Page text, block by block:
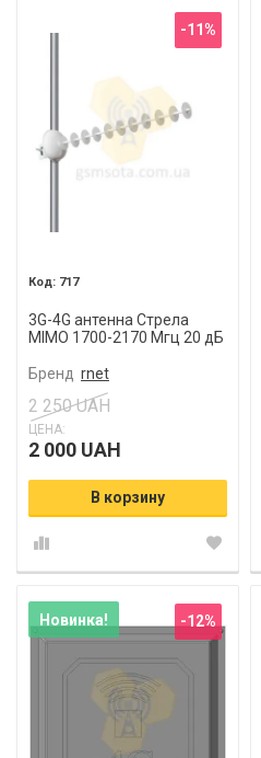
-11%
717
3G-4G антенна Стрела
MIMO 1700-2170 Мгц 20 дБ
Бренд rnet
2 250 UAH
ЦЕНА:
2 000 UAH
В корзину
Новинка! -12%